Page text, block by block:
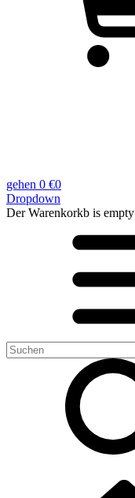
gehen 0 €0
Dropdown
Der Warenkorkb is empty